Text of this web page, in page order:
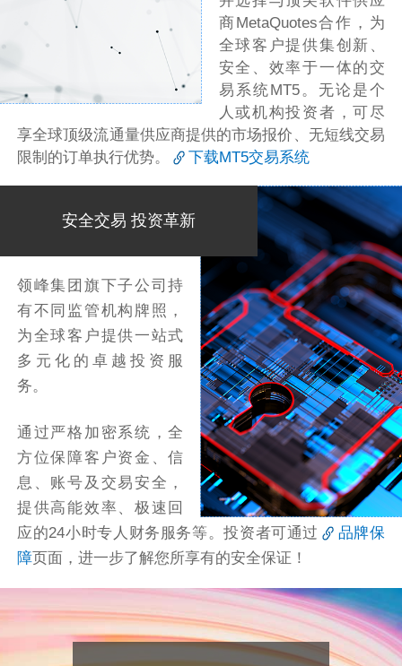
商MetaQuotes合作，为
全球客户提供集创新、
安全、效率于一体的交
易系统MT5。无论是个
人或机构投资者，可尽
享全球顶级流通量供应商提供的市场报价、无短线交易
限制的订单执行优势。
下载MT5交易系统
安全交易 投资革新
领峰集团旗下子公司持
有不同监管机构牌照，
为全球客户提供一站式
多元化的卓越投资服
务。
通过严格加密系统，全
方位保障客户资金、信
息、账号及交易安全，
提供高能效率、极速回
应的24小时专人财务服务等。投资者可通过
品牌保
障页面，进一步了解您所享有的安全保证！